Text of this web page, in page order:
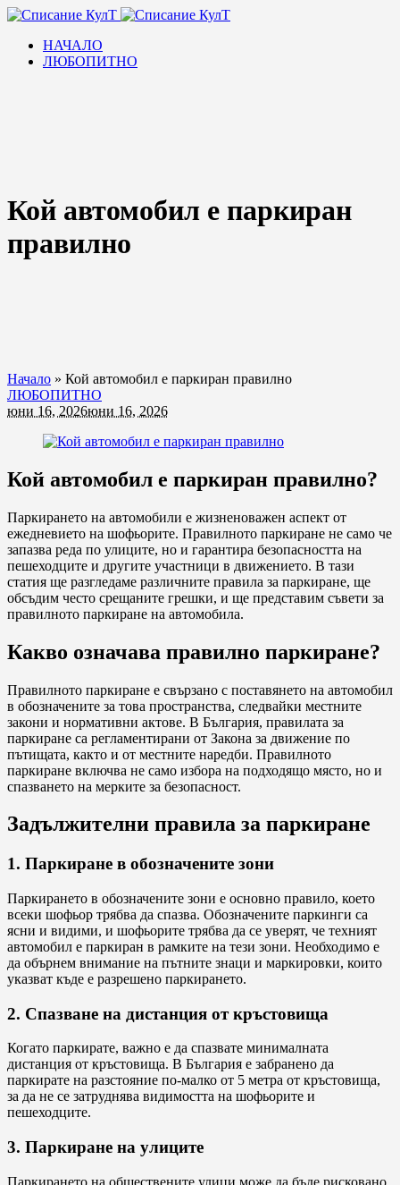
НАЧАЛО
ЛЮБОПИТНО
Кой автомобил е паркиран
правилно
Начало » Кой автомобил е паркиран правилно
ЛЮБОПИТНО
юни 16, 2026юни 16, 2026
Кой автомобил е паркиран правилно?
Паркирането на автомобили е жизненоважен аспект от
ежедневието на шофьорите. Правилното паркиране не само че
запазва реда по улиците, но и гарантира безопасността на
пешеходците и другите участници в движението. В тази
статия ще разгледаме различните правила за паркиране, ще
обсъдим често срещаните грешки, и ще представим съвети за
правилното паркиране на автомобила.
Какво означава правилно паркиране?
Правилното паркиране е свързано с поставянето на автомобил
в обозначените за това пространства, следвайки местните
закони и нормативни актове. В България, правилата за
паркиране са регламентирани от Закона за движение по
пътищата, както и от местните наредби. Правилното
паркиране включва не само избора на подходящо място, но и
спазването на мерките за безопасност.
Задължителни правила за паркиране
1. Паркиране в обозначените зони
Паркирането в обозначените зони е основно правило, което
всеки шофьор трябва да спазва. Обозначените паркинги са
ясни и видими, и шофьорите трябва да се уверят, че техният
автомобил е паркиран в рамките на тези зони. Необходимо е
да обърнем внимание на пътните знаци и маркировки, които
указват къде е разрешено паркирането.
2. Спазване на дистанция от кръстовища
Когато паркирате, важно е да спазвате минималната
дистанция от кръстовища. В България е забранено да
паркирате на разстояние по-малко от 5 метра от кръстовища,
за да не се затруднява видимостта на шофьорите и
пешеходците.
3. Паркиране на улиците
Паркирането на обществените улици може да бъде рисковано,